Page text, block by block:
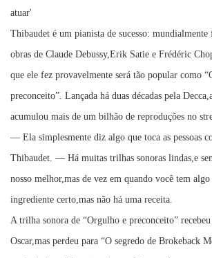
atuar'
Thibaudet é um pianista de sucesso: mundialmente
obras de Claude Debussy,Erik Satie e Frédéric
que ele fez provavelmente será tão popular como
preconceito”. Lançada há duas décadas pela
acumulou mais de um bilhão de reproduções no
— Ela simplesmente diz algo que toca as pessoas
Thibaudet. — Há muitas trilhas sonoras lindas,e
nosso melhor,mas de vez em quando você tem
ingrediente certo,mas não há uma receita.
A trilha sonora de “Orgulho e preconceito”
Oscar,mas perdeu para “O segredo de Brokeback